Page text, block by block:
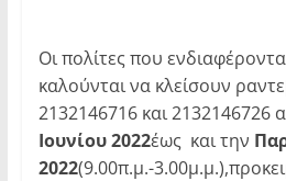
Οι πολίτες που
καλούνται να κλείσουν
2132146716 και 2132146726
Ιουνίου 2022έως και την
2022(9.00π.μ.-